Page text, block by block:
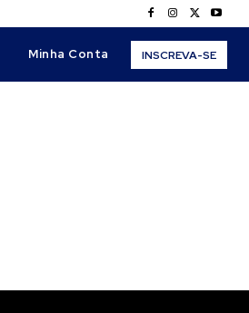
Minha Conta INSCREVA-SE